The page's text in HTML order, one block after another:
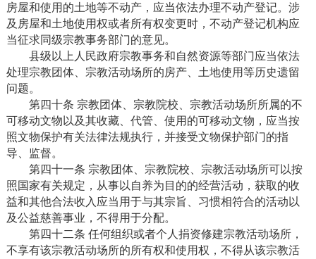
房屋和使用的土地等不动产，应当依法办理不动产登记。涉
及房屋和土地使用权或者所有权变更时，不动产登记机构应
当征求同级宗教事务部门的意见。
县级以上人民政府宗教事务和自然资源等部门应当依法
处理宗教团体、宗教活动场所的房产、土地使用等历史遗留
问题。
第四十条 宗教团体、宗教院校、宗教活动场所所属的不
可移动文物以及其收藏、代管、使用的可移动文物，应当按
照文物保护有关法律法规执行，并接受文物保护部门的指
导、监督。
第四十一条 宗教团体、宗教院校、宗教活动场所可以按
照国家有关规定，从事以自养为目的的经营活动，获取的收
益和其他合法收入应当用于与其宗旨、习惯相符合的活动以
及公益慈善事业，不得用于分配。
第四十二条 任何组织或者个人捐资修建宗教活动场所，
不享有该宗教活动场所的所有权和使用权，不得从该宗教活